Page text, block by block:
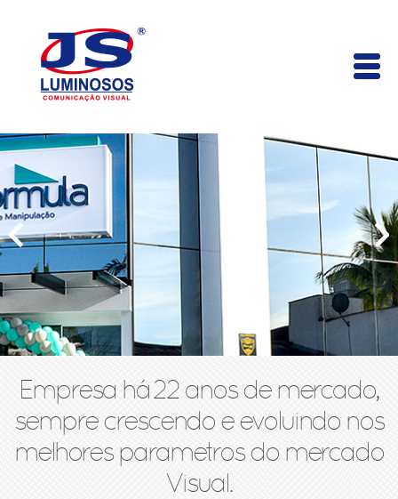
Empresa há 22 anos de mercado,
sempre crescendo e evoluindo nos
melhores parametros do mercado
Visual.